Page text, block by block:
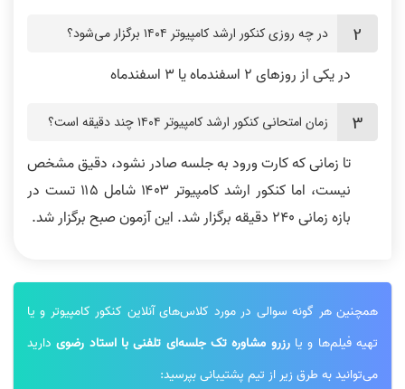
در چه روزی کنکور ارشد کامپیوتر ۱۴۰۴ برگزار می‌شود؟
در یکی از روز‌های ۲ اسفند‌ماه یا ۳ اسفند‌ماه
زمان امتحانی کنکور ارشد کامپیوتر ۱۴۰۴ چند دقیقه است؟
تا زمانی که کارت ورود به جلسه صادر نشود، دقیق مشخص
نیست، اما کنکور ارشد کامپیوتر ۱۴۰۳ شامل ۱۱۵ تست در
بازه زمانی ۲۴۰ دقیقه برگزار شد. این آزمون صبح برگزار شد.
همچنین هر گونه سوالی در مورد کلاس‌های آنلاین کنکور کامپیوتر و یا
تهیه فیلم‌ها و یارزرو مشاوره تک جلسه‌ای تلفنی با استاد رضویدارید
می‌توانید به طرق زیر از تیم پشتیبانی بپرسید: